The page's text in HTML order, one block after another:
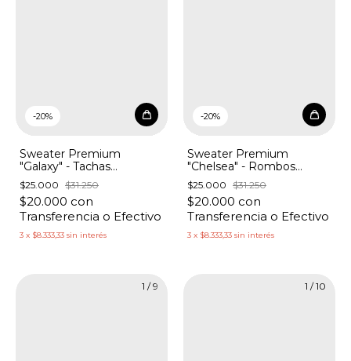
-20%
Sweater Premium
"Galaxy" - Tachas
Estrellitas
$25.000 $31.250
$20.000 con
Transferencia o Efectivo
3 x $8.333,33 sin interés
-20%
Sweater Premium
"Chelsea" - Rombos
Hombros Flores Caladas
$25.000 $31.250
$20.000 con
Transferencia o Efectivo
3 x $8.333,33 sin interés
1 /9 1 /10